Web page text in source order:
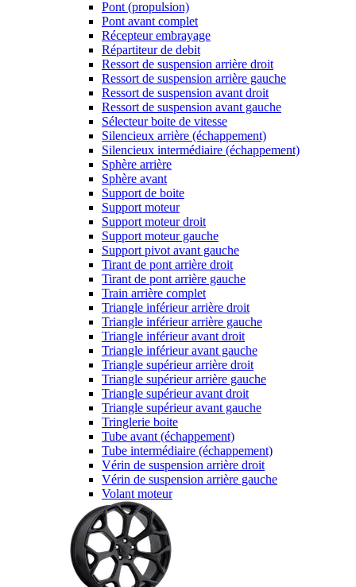
Pont (propulsion)
Pont avant complet
Récepteur embrayage
Répartiteur de debit
Ressort de suspension arrière droit
Ressort de suspension arrière gauche
Ressort de suspension avant droit
Ressort de suspension avant gauche
Sélecteur boite de vitesse
Silencieux arrière (échappement)
Silencieux intermédiaire (échappement)
Sphère arrière
Sphère avant
Support de boite
Support moteur
Support moteur droit
Support moteur gauche
Support pivot avant gauche
Tirant de pont arrière droit
Tirant de pont arrière gauche
Train arrière complet
Triangle inférieur arrière droit
Triangle inférieur arrière gauche
Triangle inférieur avant droit
Triangle inférieur avant gauche
Triangle supérieur arrière droit
Triangle supérieur arrière gauche
Triangle supérieur avant droit
Triangle supérieur avant gauche
Tringlerie boite
Tube avant (échappement)
Tube intermédiaire (échappement)
Vérin de suspension arrière droit
Vérin de suspension arrière gauche
Volant moteur